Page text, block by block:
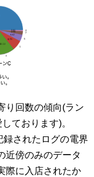
り回数の傾向(ラン
ております)。
録されたログの電界
近傍のみのデータ
際に入店されたか